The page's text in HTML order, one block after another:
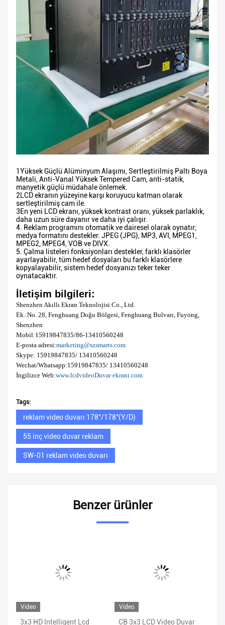
1Yüksek Güçlü Alüminyum Alaşımı, Sertleştirilmiş Paltı Boya
Metali, Anti-Vanal Yüksek Tempered Cam, anti-statik,
manyetik güçlü müdahale önlemek.
2LCD ekranın yüzeyine karşı koruyucu katman olarak
sertleştirilmiş cam ile.
3En yeni LCD ekranı, yüksek kontrast oranı, yüksek parlaklık,
daha uzun süre dayanır ve daha iyi çalışır.
4. Reklam programını otomatik ve dairesel olarak oynatır;
medya formatını destekler: JPEG (JPG), MP3, AVI, MPEG1,
MPEG2, MPEG4, VOB ve DIVX.
5. Çalma listeleri fonksiyonları destekler, farklı klasörler
ayarlayabilir, tüm hedef dosyaları bu farklı klasörlere
kopyalayabilir, sistem hedef dosyanızı teker teker
oynatacaktır.
İletişim bilgileri:
Shenzhen Akıllı Ekran Teknolojisi Co., Ltd.
Ek.:No. 28, Fenghuang Doğu Bölgesi, Fenghuang Bulvarı, Fuyong,
Shenzhen
Mobil:15919847835/86-13410560248
E-posta adresi:marketing@szsmarts.com
Skype: 15919847835/ 13410560248
Wechat/Whatsapp:15919847835/ 13410560248
İngilizce Web:www.lcdvideoDuvar ekranı.com
Tags:
reklam video duvarı 178°/178°(Y/D)
55 inç video duvar reklam
SW-01 reklam video duvarı
Benzer ürünler
Video
3x3 HD Intelligent Lcd
Video
CB 3x3 LCD Video Duvar